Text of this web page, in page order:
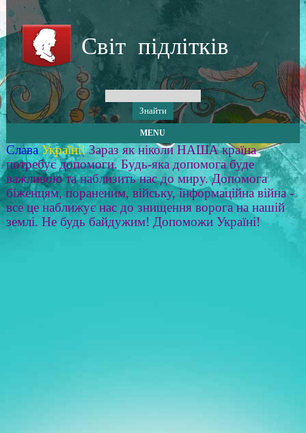
Світ підлітків
MENU
Слава Україні! Зараз як ніколи НАША країна
потребує допомоги. Будь-яка допомога буде
важливою та наблизить нас до миру. Допомога
біженцям, пораненим, війську, інформаційна війна -
все це наближує нас до знищення ворога на нашій
землі. Не будь байдужим! Допоможи Україні!